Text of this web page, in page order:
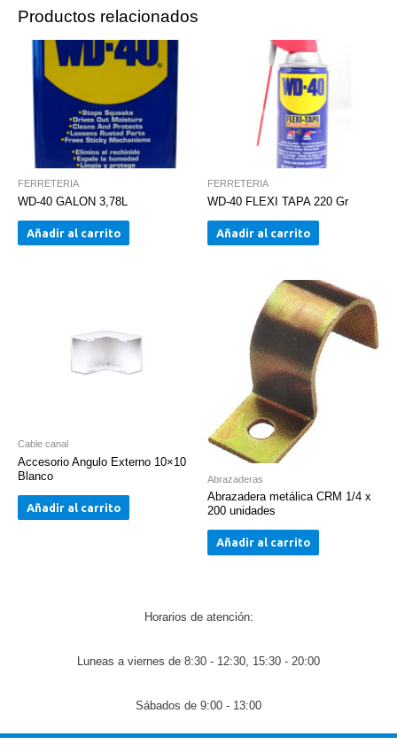
Productos relacionados
FERRETERIA
WD-40 GALON 3,78L
Añadir al carrito
FERRETERIA
WD-40 FLEXI TAPA 220 Gr
Añadir al carrito
Cable canal
Accesorio Angulo Externo 10×10
Blanco
Añadir al carrito
Abrazaderas
Abrazadera metálica CRM 1/4 x
200 unidades
Añadir al carrito
Horarios de atención:
Luneas a viernes de 8:30 - 12:30, 15:30 - 20:00
Sábados de 9:00 - 13:00